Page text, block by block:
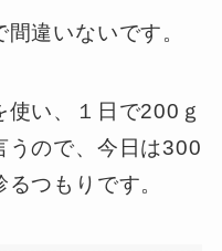
違いないです。
い、１日で200ｇ
うので、今日は300
つもりです。